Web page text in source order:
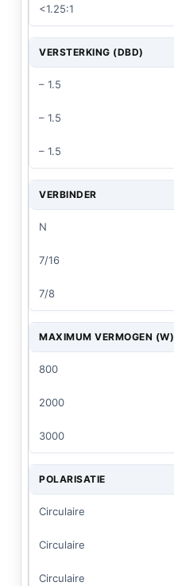
<1.25:1
VERSTERKING (DBD)
– 1.5
– 1.5
– 1.5
VERBINDER
N
7/16
7/8
MAXIMUM VERMOGEN (W)
800
2000
3000
POLARISATIE
Circulaire
Circulaire
Circulaire